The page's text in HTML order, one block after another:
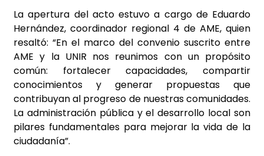
La apertura del acto estuvo a cargo de Eduardo
Hernández, coordinador regional 4 de AME, quien
resaltó: “En el marco del convenio suscrito entre
AME y la UNIR nos reunimos con un propósito
común: fortalecer capacidades, compartir
conocimientos y generar propuestas que
contribuyan al progreso de nuestras comunidades.
La administración pública y el desarrollo local son
pilares fundamentales para mejorar la vida de la
ciudadanía”.